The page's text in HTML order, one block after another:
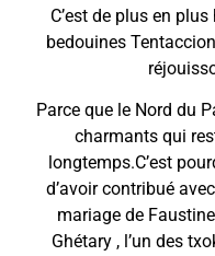
C’est de plus en
bedouines
Parce que le Nord du
charmants qui
longtemps.C’est
d’avoir contribué
mariage de
Ghétary , l’un des